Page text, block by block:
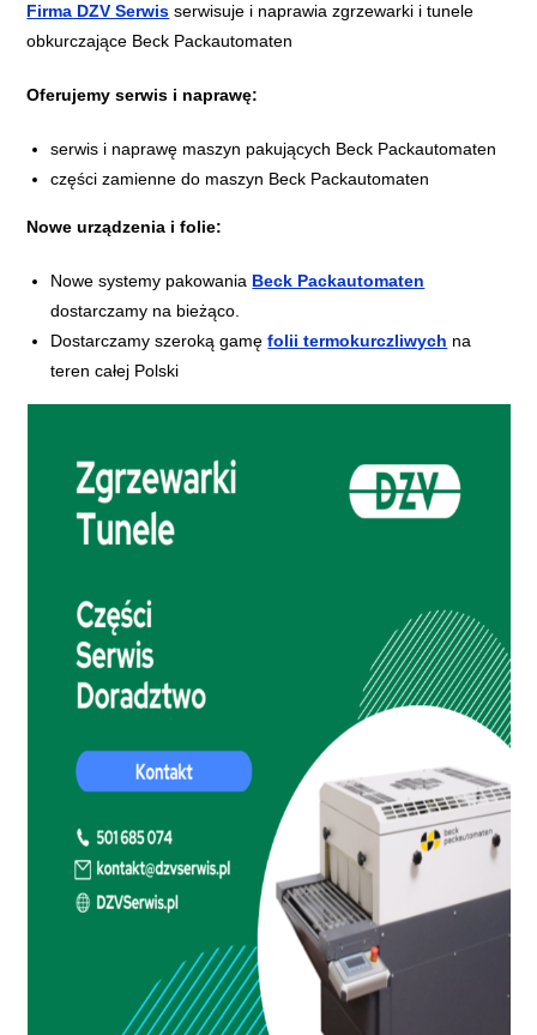
Firma DZV Serwis serwisuje i naprawia zgrzewarki i tunele
obkurczające Beck Packautomaten
Oferujemy serwis i naprawę:
serwis i naprawę maszyn pakujących Beck Packautomaten
części zamienne do maszyn Beck Packautomaten
Nowe urządzenia i folie:
Nowe systemy pakowania Beck Packautomaten
dostarczamy na bieżąco.
Dostarczamy szeroką gamęfolii termokurczliwych na
teren całej Polski